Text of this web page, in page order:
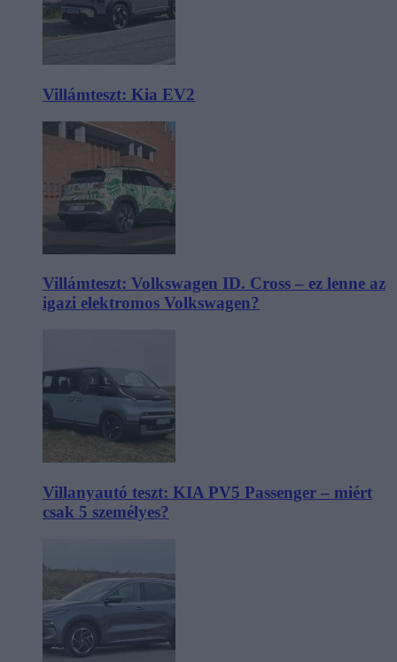
Villámteszt: Kia EV2
Villámteszt: Volkswagen ID. Cross – ez lenne az
igazi elektromos Volkswagen?
Villanyautó teszt: KIA PV5 Passenger – miért
csak 5 személyes?